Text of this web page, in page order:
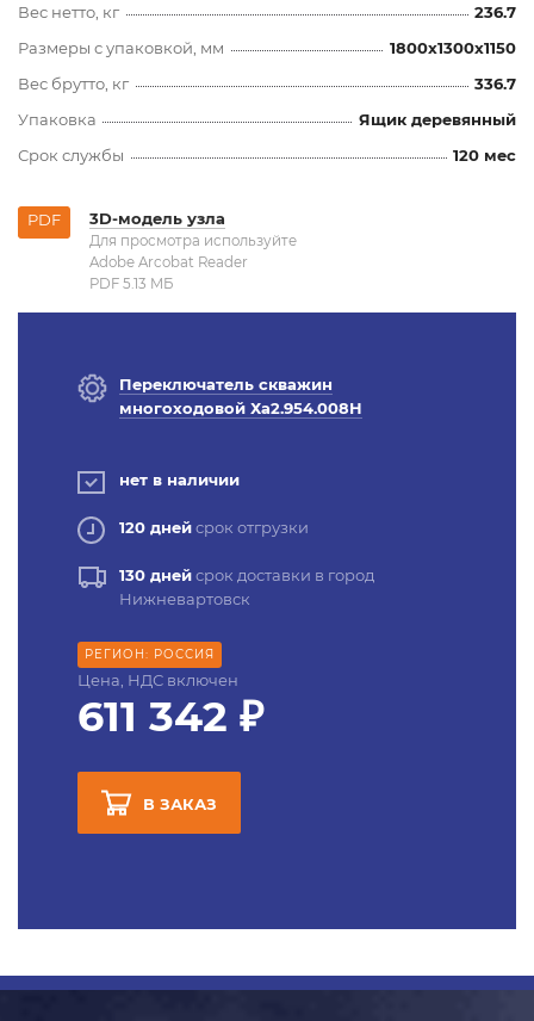
Вес нетто, кг
236.7
Размеры с упаковкой, мм
1800x1300x1150
Вес брутто, кг
336.7
Упаковка
Ящик деревянный
Срок службы
120 мес
PDF 3D-модель узла
Для просмотра используйте
Adobe Arcobat Reader
PDF 5.13 MБ
Переключатель скважин
многоходовой Ха2.954.008Н
нет в наличии
120 днейсрок отгрузки
130 днейсрок доставки в город
Нижневартовск
РЕГИОН: РОССИЯ
Цена, НДС включен
611 342 ₽
В ЗАКАЗ